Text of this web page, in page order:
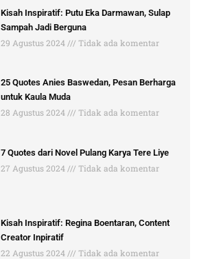
Kisah Inspiratif: Putu Eka Darmawan, Sulap
Sampah Jadi Berguna
29 Agustus 2024 Tidak ada komentar
25 Quotes Anies Baswedan, Pesan Berharga
untuk Kaula Muda
28 Agustus 2024 Tidak ada komentar
7 Quotes dari Novel Pulang Karya Tere Liye
27 Agustus 2024 Tidak ada komentar
Kisah Inspiratif: Regina Boentaran, Content
Creator Inpiratif
22 Agustus 2024 Tidak ada komentar